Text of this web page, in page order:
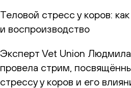
Теловой стресс у коров:
и воспроизводство
Эксперт Vet Union
провела стрим,
стрессу у коров и его